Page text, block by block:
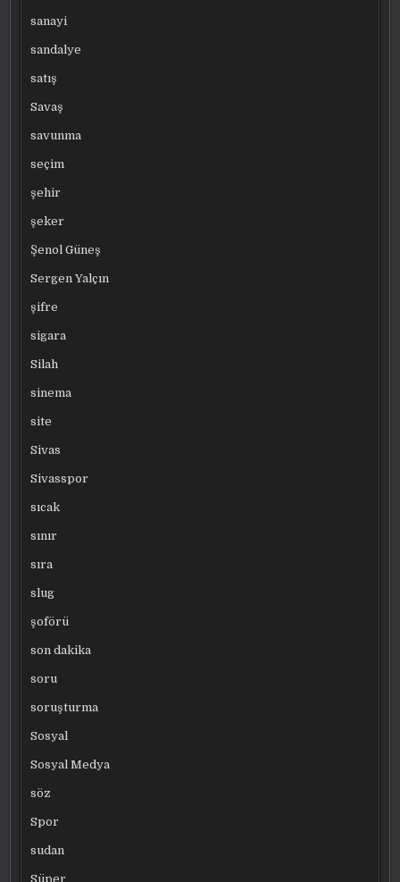
sanayi
sandalye
satış
Savaş
savunma
seçim
şehir
şeker
Şenol Güneş
Sergen Yalçın
şifre
sigara
Silah
sinema
site
Sivas
Sivasspor
sıcak
sınır
sıra
slug
şoförü
son dakika
soru
soruşturma
Sosyal
Sosyal Medya
söz
Spor
sudan
Süper